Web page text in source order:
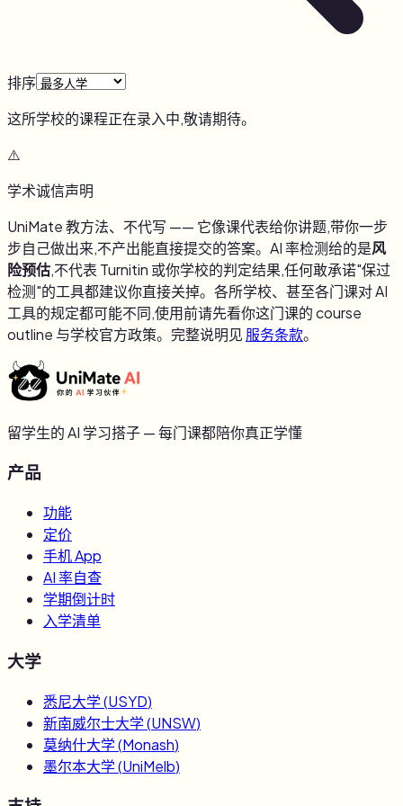
排序
这所学校的课程正在录入中,敬请期待。
⚠️
学术诚信声明
UniMate 教方法、不代写 —— 它像课代表给你讲题,带你一步
步自己做出来,不产出能直接提交的答案。AI 率检测给的是风
险预估,不代表 Turnitin 或你学校的判定结果,任何敢承诺"保过
检测"的工具都建议你直接关掉。各所学校、甚至各门课对 AI
工具的规定都可能不同,使用前请先看你这门课的 course
outline 与学校官方政策。完整说明见 服务条款。
留学生的 AI 学习搭子 — 每门课都陪你真正学懂
产品
功能
定价
手机 App
AI 率自查
学期倒计时
入学清单
大学
悉尼大学(USYD)
新南威尔士大学(UNSW)
莫纳什大学(Monash)
墨尔本大学(UniMelb)